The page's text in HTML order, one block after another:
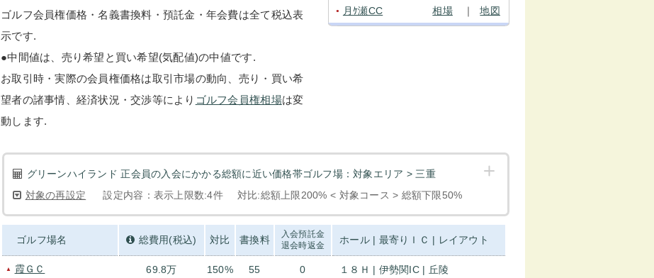
ゴルフ会員権価格・名義書換料・預託金・年会費は全て税込表
示です.
●中間値は、売り希望と買い希望(気配値)の中値です.
お取引時・実際の会員権価格は取引市場の動向、売り・買い希
望者の諸事情、経済状況・交渉等により ゴルフ会員権相場は変
動します.
● 月ｹ瀬CC 相場 ｜ 地図
グリーンハイランド 正会員の入会にかかる総額に近い価格帯ゴルフ場：対象エリア > 三重
対象の再設定
設定内容：表示上限数:4件 対比:総額上限200% < 対象コース > 総額下限50%
ゴルフ場名 総費用(税込) 対比 書換料
入会預託金
退会時返金
ホール | 最寄りＩＣ | レイアウト
▲ 霞ＧＣ 69.8万 150% 55 0 １８Ｈ | 伊勢関IC | 丘陵